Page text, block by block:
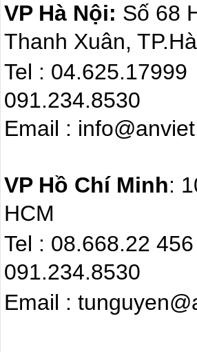
VP Hà Nội: Số 68
Thanh Xuân,
Tel :
091.234.8530
Email :
VP Hồ Chí Minh:
HCM
Tel :
091.234.8530
Email :